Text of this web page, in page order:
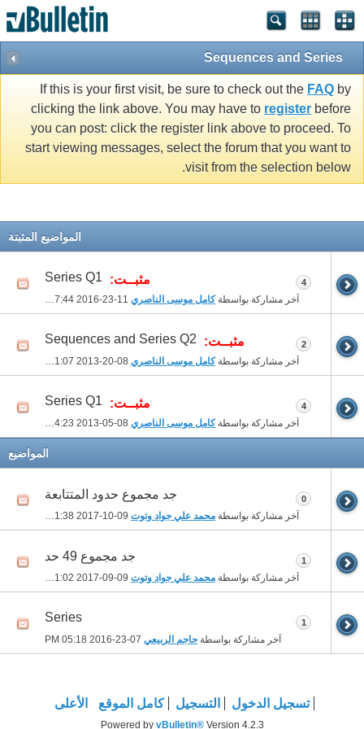
Sequences and Series
If this is your first visit, be sure to check out the FAQ by
clicking the link above. You may have to register before
you can post: click the register link above to proceed. To
start viewing messages, select the forum that you want to
visit from the selection below.
المواضيع المثبتة
مثبــت: Series Q1
آخر مشاركة بواسطةكامل موسى الناصري 07:44 PM
4
مثبــت: Sequences and Series Q2
آخر مشاركة بواسطةكامل موسى الناصري 11:07 PM
2
مثبــت: Series Q1
آخر مشاركة بواسطةكامل موسى الناصري 04:23 PM
4
المواضيع
جد مجموع حدود المتتابعة
آخر مشاركة بواسطة محمد علي جواد وتوت 11:38 PM
0
جد مجموع 49 حد
آخر مشاركة بواسطة محمد علي جواد وتوت 01:02 PM
1
Series
آخر مشاركة بواسطة حاجم الربيعي 05:18 PM
1
تسجيل الدخول التسجيل كامل الموقع الأعلى
Powered by vBulletin®Version 4.2.3